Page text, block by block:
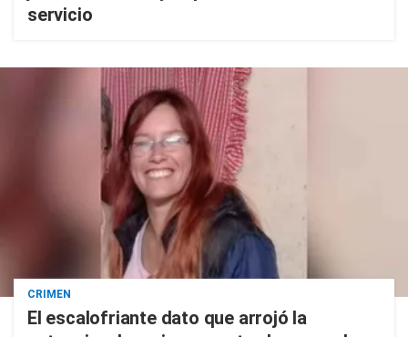
servicio
CRIMEN
El escalofriante dato que arrojó la